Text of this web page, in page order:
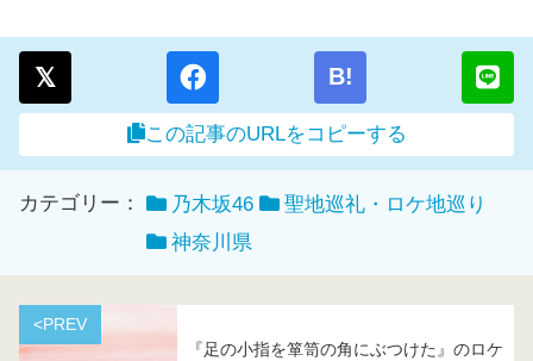
B!
この記事のURLをコピーする
カテゴリー： 乃木坂46
聖地巡礼・ロケ地巡り
神奈川県
<PREV
『足の小指を箪笥の角にぶつけた』のロケ